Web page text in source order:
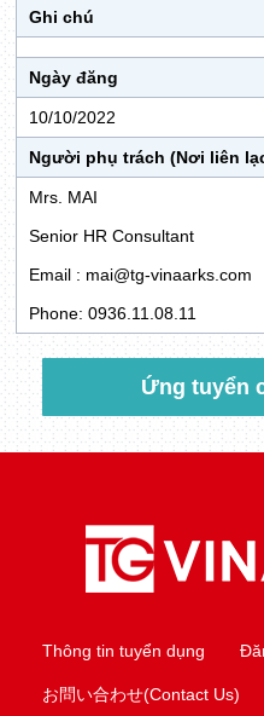
Ghi chú
Ngày đăng
10/10/2022
Người phụ trách (Nơi liên
Mrs. MAI
Senior HR Consultant
Email : mai@tg-vinaarks.com
Phone: 0936.11.08.11
Ứng tuyển
Thông tin tuyển dụng
お問い合わせ(Contact Us)